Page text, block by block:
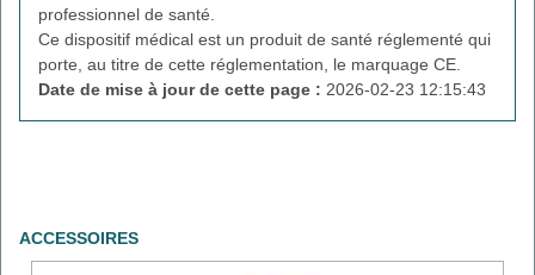
professionnel de santé.
Ce dispositif médical est un produit de santé réglementé qui
porte, au titre de cette réglementation, le marquage CE.
Date de mise à jour de cette page : 2026-02-23 12:15:43
ACCESSOIRES